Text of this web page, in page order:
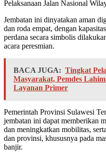
Pelaksanaan Jalan Nasional
Jembatan ini dinyatakan aman
dan roda empat, dengan
perdana secara simbolis
acara peresmian.
BACA JUGA: Tingkat
Masyarakat, Pemdes
Layanan Primer
Pemerintah Provinsi Sulawesi
jembatan ini dapat memberikan
dan meningkatkan mobilitas,
dan provinsi, khususnya pada
banjir.